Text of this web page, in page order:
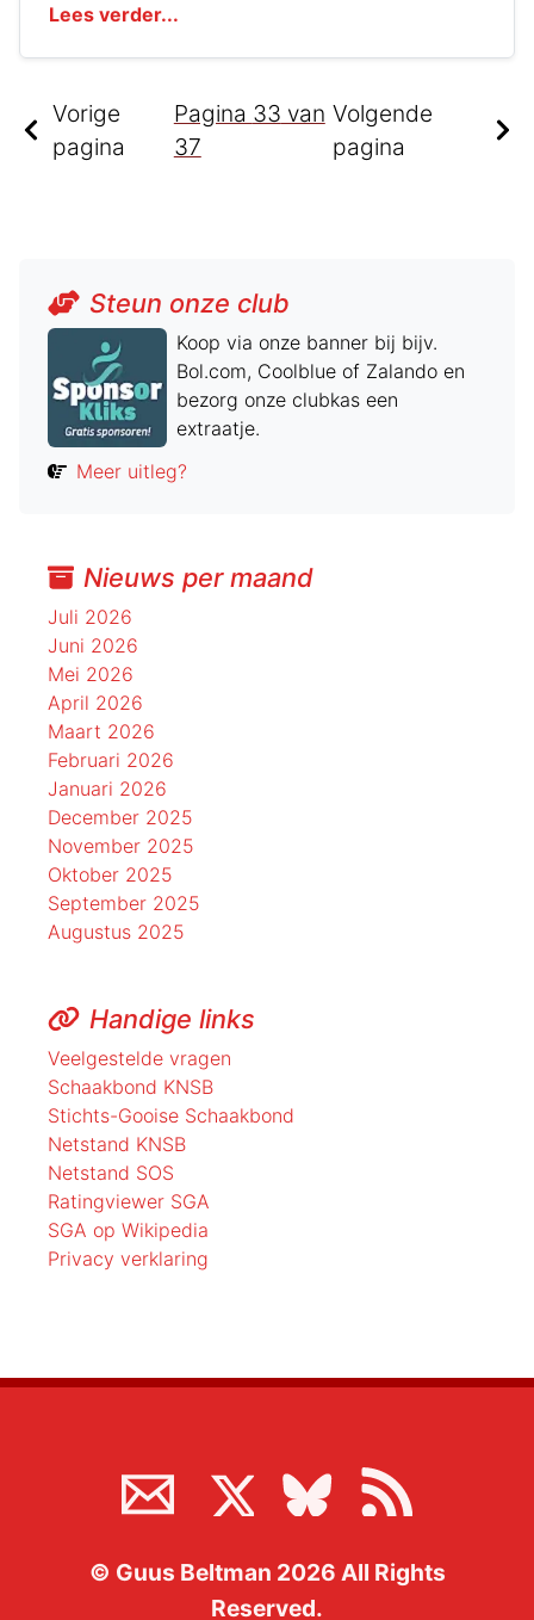
Lees verder...
Vorige
pagina
Pagina 33 van
37
Volgende
pagina
Steun onze club
Koop via onze banner bij bijv.
Bol.com, Coolblue of Zalando en
bezorg onze clubkas een
extraatje.
Meer uitleg?
Nieuws per maand
Juli 2026
Juni 2026
Mei 2026
April 2026
Maart 2026
Februari 2026
Januari 2026
December 2025
November 2025
Oktober 2025
September 2025
Augustus 2025
Handige links
Veelgestelde vragen
Schaakbond KNSB
Stichts-Gooise Schaakbond
Netstand KNSB
Netstand SOS
Ratingviewer SGA
SGA op Wikipedia
Privacy verklaring
© Guus Beltman 2026 All Rights
Reserved.